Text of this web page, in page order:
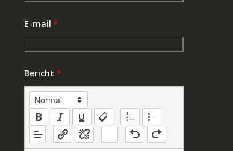
E-mail *
Bericht *